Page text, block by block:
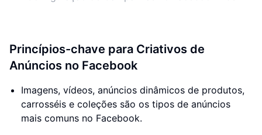
Princípios-chave para Criativos de
Anúncios no Facebook
Imagens, vídeos, anúncios dinâmicos de produtos,
carrosséis e coleções são os tipos de anúncios
mais comuns no Facebook.